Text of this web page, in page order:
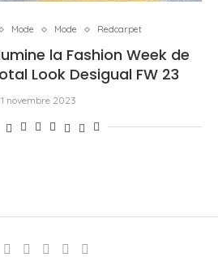
Mode Mode Redcarpet
la Fashion Week de
Look Desigual FW 23
novembre 2023